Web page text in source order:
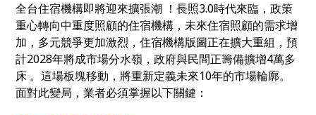
全台住宿機構即將迎來擴張潮 ！長照3.0時代來臨，政策
重心轉向中重度照顧的住宿機構，未來住宿照顧的需求增
加，多元競爭更加激烈，住宿機構版圖正在擴大重組，預
計2028年將成市場分水嶺，政府與民間正籌備擴增4萬多
床 。這場板塊移動，將重新定義未來10年的市場輪廓。
面對此變局，業者必須掌握以下關鍵：